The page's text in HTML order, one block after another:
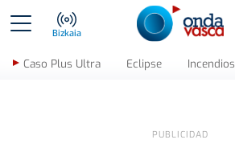
Bizkaia
Caso Plus Ultra Eclipse Incendios